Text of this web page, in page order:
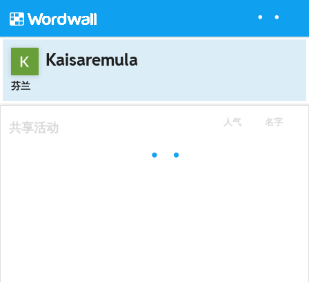
Kaisaremula
芬兰
人气 名字
共享活动